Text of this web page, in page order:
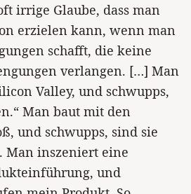
irrige Glaube, dass man
erzielen kann, wenn man
schafft, die keine
verlangen. […] Man
Valley, und schwupps,
Man baut mit den
und schwupps, sind sie
Man inszeniert eine
und